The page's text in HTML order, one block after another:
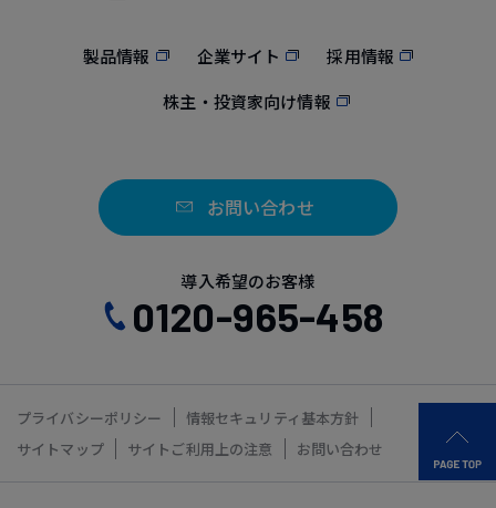
製品情報 企業サイト
採用情報
株主・投資家向け情報
お問い合わせ
導入希望のお客様
0120-965-458
プライバシーポリシー
情報セキュリティ基本方針
サイトマップ
サイトご利用上の注意 お問い合わせ